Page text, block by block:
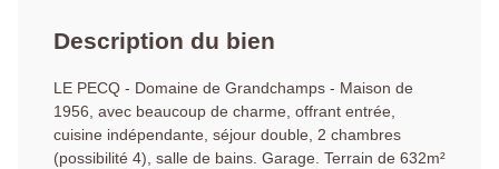
Description du bien
LE PECQ - Domaine de Grandchamps - Maison de
1956, avec beaucoup de charme, offrant entrée,
cuisine indépendante, séjour double, 2 chambres
(possibilité 4), salle de bains. Garage. Terrain de 632m²